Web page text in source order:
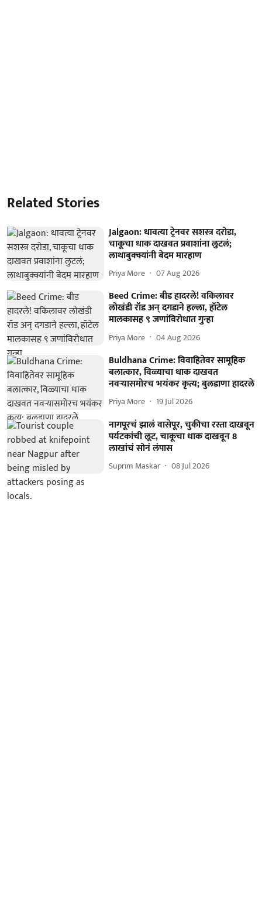
Related Stories
Jalgaon: धावत्या ट्रेनवर सशस्त्र दरोडा,
चाकूचा धाक दाखवत प्रवाशांना लुटलं;
लाथाबुक्क्यांनी बेदम मारहाण
Priya More 07 Aug 2026
Beed Crime: बीड हादरले! वकिलावर
लोखंडी रॉड अन् दगडाने हल्ला, हॉटेल
मालकासह ९ जणांविरोधात गुन्हा
Priya More 04 Aug 2026
Buldhana Crime: विवाहितेवर सामूहिक
बलात्कार, विळ्याचा धाक दाखवत
नवऱ्यासमोरच भयंकर कृत्य; बुलडाणा हादरले
Priya More 19 Jul 2026
नागपूरचं झालं वासेपूर, चुकीचा रस्ता दाखवून
पर्यटकांची लूट, चाकूचा धाक दाखवून 8
लाखांचं सोनं लंपास
Suprim Maskar 08 Jul 2026